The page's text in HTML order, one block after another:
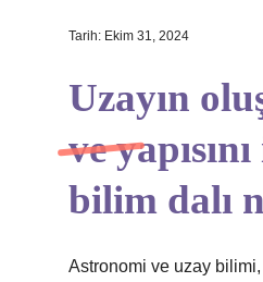
Tarih: Ekim 31, 2024
Uzayın
ve
bilim dalı
Astronomi ve uzay bilimi,